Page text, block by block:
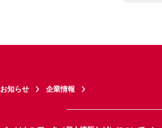
お知らせ 企業情報